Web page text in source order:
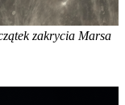
zakrycia Marsa